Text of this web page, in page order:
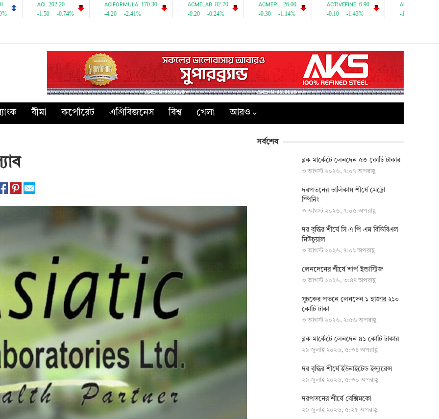
বীমা কর্পোরেট এগ্রিবিজনেস বিশ্ব খেলা আরও
সর্বশেষ
ব্লক মার্কেটে লেনদেন ৫৩ কোটি টাকার
৩ আগস্ট ২০২৬, ৭:০৭ অপরাহ্ণ
দরপতনের তালিকায় শীর্ষে মেট্রো
স্পিনিং
৩ আগস্ট ২০২৬, ৭:০৫ অপরাহ্ণ
দর বৃদ্ধির শীর্ষে সি এ পি এম বিডিবিএল
মিউচুয়াল
৩ আগস্ট ২০২৬, ৭:০১ অপরাহ্ণ
লেনদেনের শীর্ষে শার্প ইন্ডাস্ট্রিজ
৩ আগস্ট ২০২৬, ৩:৪৪ অপরাহ্ণ
সূচকের পতনে লেনদেন ১ হাজার ২১০
কোটি টাকা
৩ আগস্ট ২০২৬, ২:৫৬ অপরাহ্ণ
ব্লক মার্কেটে লেনদেন ৪১ কোটি টাকার
২৯ জুলাই ২০২৬, ৫:৩৪ অপরাহ্ণ
দর বৃদ্ধির শীর্ষে ইউনাইটেড ইন্স্যুরেন্স
২৯ জুলাই ২০২৬, ৫:৩০ অপরাহ্ণ
দরপতনের শীর্ষে বেক্সিমকো
২৯ জুলাই ২০২৬, ৫:২৫ অপরাহ্ণ